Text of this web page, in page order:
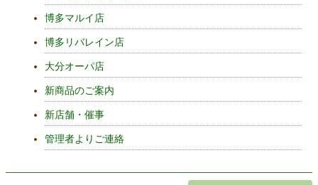
博多マルイ店
博多リバレイン店
大分オーパ店
新商品のご案内
新店舗・催事
管理者よりご連絡